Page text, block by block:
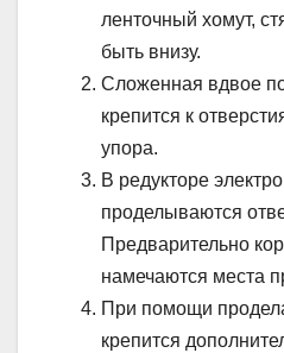
ленточный хомут,
быть внизу.
Сложенная вдвое
крепится к
упора.
В редукторе
проделываются
Предварительно
намечаются места
При помощи
крепится